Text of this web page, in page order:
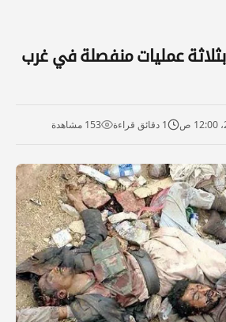
بثلاثة عمليات منفصلة في غرب
1 دقائق قراءة 153 مشاهدة